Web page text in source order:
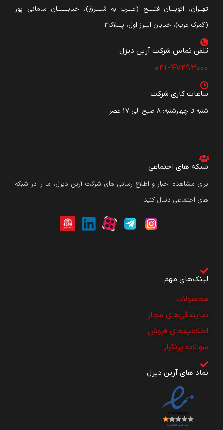
تهــران، اتوبـــان فتــــح (غـــرب به شــــرق)، خیابـــــــان سامانی پور
(گمرک غرب)، خیابان البـرز اول، پـــلاک3
تلفن تماس شرکت آرین دیزل​
021-47293000
ساعات کاری شرکت
شنبه تا چهارشنبه: ۸ صبح الی 17 عصر
شبکه های اجتماعی
برای مشاهده اخبار و اطلاع رسانی های شرکت آرین دیزل، ما را در شبکه
های اجتماعی دنبال کنید.
لینک‌های مهم
محصولات
نمایندگی‌های مجاز
اطلاعیه‌های فروش
سوالات پرتکرار
نماد های آرین دیزل